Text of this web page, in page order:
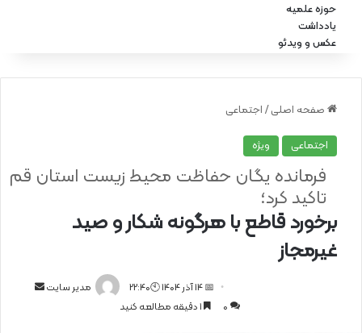
حوزه علمیه
یادداشت
عکس و ویدئو
صفحه اصلی / اجتماعی
اجتماعی ویژه
برخورد قاطع با هرگونه شکار و صید
غیرمجاز
فرمانده یگان حفاظت محیط زیست استان قم
تاکید کرد؛
مدیر سایت
📅 14 آذر 1404 🕙22:40
0